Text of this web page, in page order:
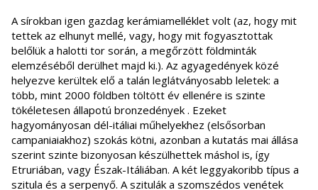
A sírokban igen gazdag kerámiamelléklet volt (az, hogy mit
tettek az elhunyt mellé, vagy, hogy mit fogyasztottak
belőlük a halotti tor során, a megőrzött földminták
elemzéséből derülhet majd ki.). Az agyagedények közé
helyezve kerültek elő a talán leglátványosabb leletek: a
több, mint 2000 földben töltött év ellenére is szinte
tökéletesen állapotú bronzedények . Ezeket
hagyományosan dél-itáliai műhelyekhez (elsősorban
campaniaiakhoz) szokás kötni, azonban a kutatás mai állása
szerint szinte bizonyosan készülhettek máshol is, így
Etruriában, vagy Észak-Itáliában. A két leggyakoribb típus a
szitula és a serpenyő. A szitulák a szomszédos venétek